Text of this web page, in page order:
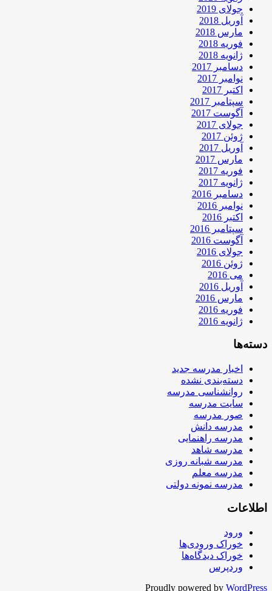
جولای 2019
آوریل 2018
مارس 2018
فوریه 2018
ژانویه 2018
دسامبر 2017
نوامبر 2017
اکتبر 2017
سپتامبر 2017
آگوست 2017
جولای 2017
ژوئن 2017
آوریل 2017
مارس 2017
فوریه 2017
ژانویه 2017
دسامبر 2016
نوامبر 2016
اکتبر 2016
سپتامبر 2016
آگوست 2016
جولای 2016
ژوئن 2016
می 2016
آوریل 2016
مارس 2016
فوریه 2016
ژانویه 2016
دسته‌ها
اخبار مدرسه جدید
دسته‌بندی نشده
روانشناسی مدرسه
سایت مدرسه
صور مدرسه
مدرسه دانش
مدرسه راهنمایی
مدرسه شاهد
مدرسه شبانه روزی
مدرسه معلم
مدرسه نمونه دولتی
اطلاعات
ورود
خوراک ورودی‌ها
خوراک دیدگاه‌ها
وردپرس
Proudly powered by WordPress